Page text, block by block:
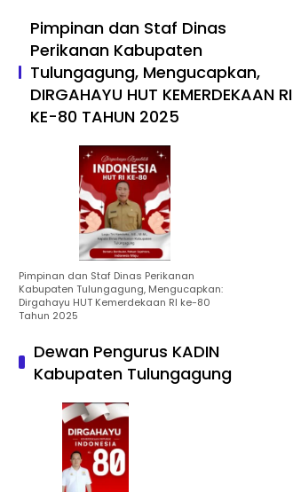
Pimpinan dan Staf Dinas
Perikanan Kabupaten
Tulungagung, Mengucapkan,
DIRGAHAYU HUT KEMERDEKAAN RI
KE-80 TAHUN 2025
Pimpinan dan Staf Dinas Perikanan
Kabupaten Tulungagung, Mengucapkan:
Dirgahayu HUT Kemerdekaan RI ke-80
Tahun 2025
Dewan Pengurus KADIN
Kabupaten Tulungagung